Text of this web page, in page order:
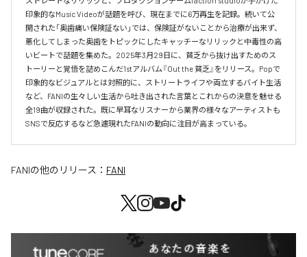
印象的なMusic Videoが話題を呼び、現在までに6万再生を記録。続いて公
開された「奥歯痛い保険証ない」では、保険証がないことから治療が出来ず、
悪化してしまった奥歯をトピックにしたキャッチーなリリックと中毒性の高
いビートで話題を集めた。2025年3月29日に、貧乏から抜け出すためのス
トーリーと覚悟を詰めこんだ1stアルバム『Out the 貧乏』をリリース。Popで
印象的なビジュアルとは対照的に、ストリートライフや両立するバイト生活
など、FANIの生々しい生活から吐き出された言葉とこれからの決意を魅せる
全19曲が収録された。既に早耳なリスナーから業界の様々なアーティストも
SNSで反応するなど急遽現れたFANIの動向に注目が高まっている。
FANIの他のリリース： FANI